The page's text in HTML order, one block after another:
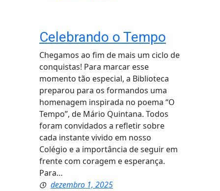
Celebrando o Tempo
Chegamos ao fim de mais um ciclo de
conquistas! Para marcar esse
momento tão especial, a Biblioteca
preparou para os formandos uma
homenagem inspirada no poema “O
Tempo”, de Mário Quintana. Todos
foram convidados a refletir sobre
cada instante vivido em nosso
Colégio e a importância de seguir em
frente com coragem e esperança.
Para…
dezembro 1, 2025